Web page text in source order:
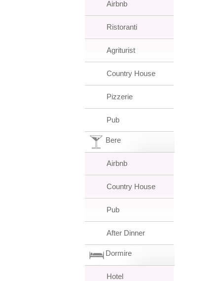
Airbnb
Ristoranti
Agriturist
Country House
Pizzerie
Pub
Bere
Airbnb
Country House
Pub
After Dinner
Dormire
Hotel